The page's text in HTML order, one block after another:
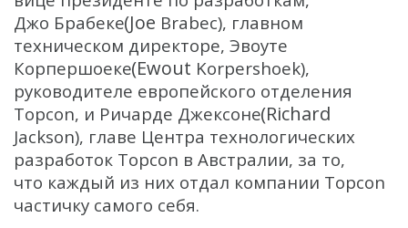
Джо Брабеке(Joe Brabec), главном
техническом директоре, Эвоуте
Корпершоеке(Ewout Korpershoek),
руководителе европейского отделения
Topcon, и Ричарде Джексоне(Richard
Jackson), главе Центра технологических
разработок Topcon в Австралии, за то,
что каждый из них отдал компании Topcon
частичку самого себя.